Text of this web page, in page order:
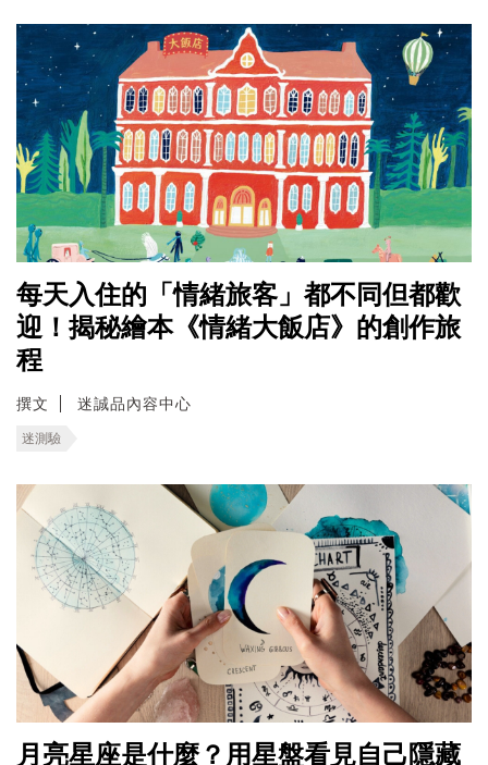
每天入住的「情緒旅客」都不同但都歡
迎！揭秘繪本《情緒大飯店》的創作旅
程
撰文 迷誠品內容中心
迷測驗
月亮星座是什麼？用星盤看見自己隱藏